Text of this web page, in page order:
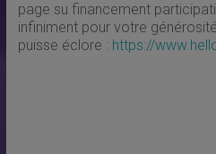
page su financement
infiniment pour votre
puisse éclore : https://